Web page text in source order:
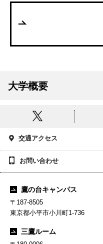
大学概要
交通アクセス
お問い合わせ
鷹の台キャンパス
〒187-8505
東京都小平市小川町1-736
三鷹ルーム